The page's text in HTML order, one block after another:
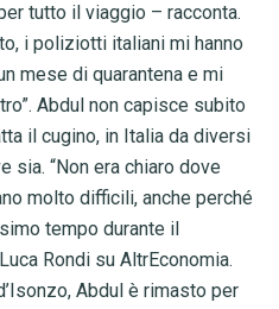
tutto il viaggio – racconta.
i poliziotti italiani mi hanno
mese di quarantena e mi
Abdul non capisce subito
il cugino, in Italia da diversi
sia. “Non era chiaro dove
molto difficili, anche perché
tempo durante il
Rondi su AltrEconomia.
Abdul è rimasto per